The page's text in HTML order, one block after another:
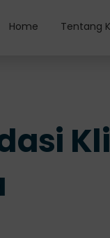
Home Tentang